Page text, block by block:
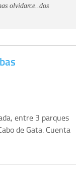
olvidarce..dos
entre 3 parques
de Gata. Cuenta